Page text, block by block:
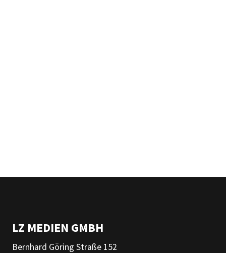
LZ MEDIEN GMBH
Bernhard Göring Straße 152